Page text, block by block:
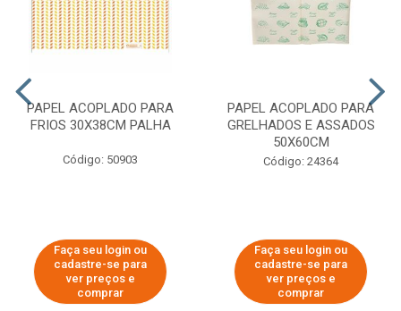
PAPEL ACOPLADO PARA
FRIOS 30X38CM PALHA
Código: 50903
Faça seu login ou
cadastre-se para
ver preços e
comprar
PAPEL ACOPLADO PARA
GRELHADOS E ASSADOS
50X60CM
Código: 24364
Faça seu login ou
cadastre-se para
ver preços e
comprar